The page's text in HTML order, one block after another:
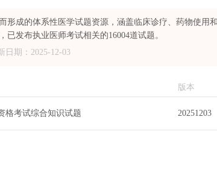
形成的体系性医学试题资源，涵盖临床诊疗、药物使
已发布执业医师考试相关的16004道试题。
日期：2025-12-03
版本
格考试综合知识试题 20251203